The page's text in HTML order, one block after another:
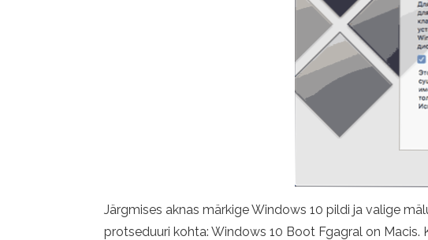
Järgmises aknas märkige Windows 10 pildi ja valige
protseduuri kohta: Windows 10 Boot Fgagral on Macis.